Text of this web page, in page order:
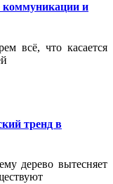
коммуникации и
всё, что касается
тренд в
дерево вытесняет